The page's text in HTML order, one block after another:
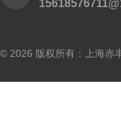
© 2026 版权所有：上海赤